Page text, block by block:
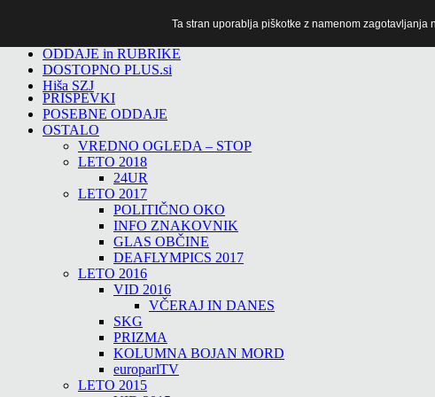
ODDAJE in RUBRIKE
DOSTOPNO PLUS.si
Hiša SZJ
PRISPEVKI
POSEBNE ODDAJE
OSTALO
VREDNO OGLEDA – STOP
LETO 2018
24UR
LETO 2017
POLITIČNO OKO
INFO ZNAKOVNIK
GLAS OBČINE
DEAFLYMPICS 2017
LETO 2016
VID 2016
VČERAJ IN DANES
SKG
PRIZMA
KOLUMNA BOJAN MORD
europarlTV
LETO 2015
Ta stran uporablja piškotke z namenom